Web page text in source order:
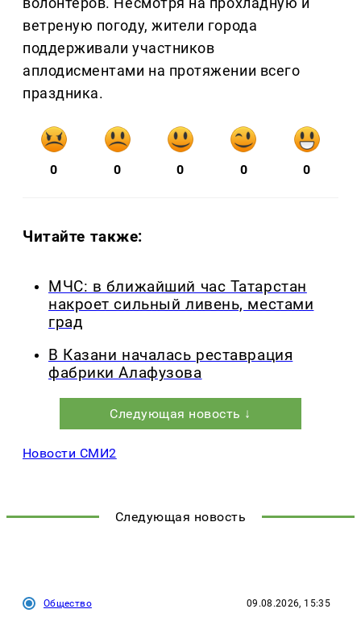
ветреную погоду, жители города
поддерживали участников
аплодисментами на протяжении всего
праздника.
0 0 0 0 0
Читайте также:
МЧС: в ближайший час Татарстан
накроет сильный ливень, местами
град
В Казани началась реставрация
фабрики Алафузова
Следующая новость ↓
Новости СМИ2
Следующая новость
Общество 09.08.2026, 15:35